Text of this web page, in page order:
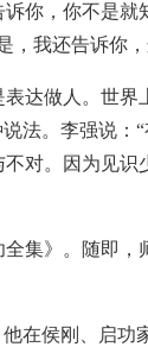
你，你不是就
，我还告诉你
做人。世界
法。李强说：
对。因为见识
集》。随即，
在侯刚、启功